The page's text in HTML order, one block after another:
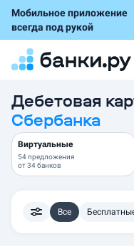
Мобильное приложение
всегда под рукой
Дебетовая
Сбербанка
Виртуальные
54 предложения
от34 банков
Все